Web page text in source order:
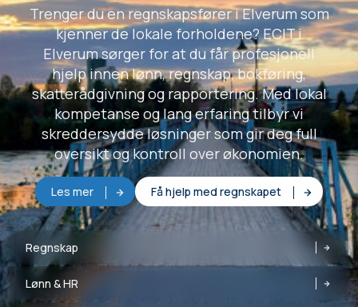
Trenger du en regnskapsfører i Elverum som
kjenner de lokale forholdene? ECIT i
Elverum sørger for at du får profesjonell
hjelp innen lønn, regnskap, bokføring,
skatterådgivning og rapportering. Med lokal
kompetanse og lang erfaring tilbyr vi
skreddersydde løsninger som gir deg full
oversikt og kontroll over økonomien.
Les mer Få hjelp med regnskapet
Regnskap
Lønn & HR